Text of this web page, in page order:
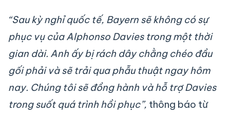
“Sau kỳ nghỉ quốc tế, Bayern sẽ không có sự
phục vụ của Alphonso Davies trong một thời
gian dài. Anh ấy bị rách dây chằng chéo đầu
gối phải và sẽ trải qua phẫu thuật ngay hôm
nay. Chúng tôi sẽ đồng hành và hỗ trợ Davies
trong suốt quá trình hồi phục”, thông báo từ